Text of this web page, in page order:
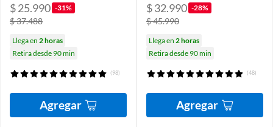
$ 25.990 -31%
$ 37.488
Llega en 2 horas
Retira desde 90 min
(98)
Agregar
$ 32.990 -28%
$ 45.990
Llega en 2 horas
Retira desde 90 min
(48)
Agregar